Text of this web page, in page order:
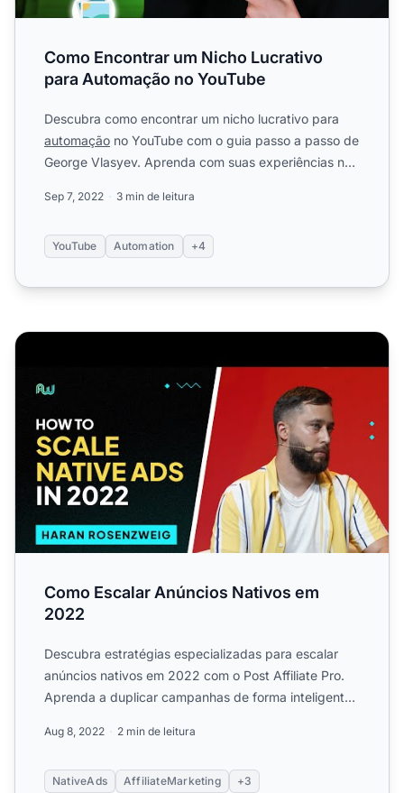
Como Encontrar um Nicho Lucrativo
para Automação no YouTube
Descubra como encontrar um nicho lucrativo para
automação no YouTube com o guia passo a passo de
George Vlasyev. Aprenda com suas experiências no
Sep 7, 2022 3 min de leitura
YouTube Automation +4
Como Escalar Anúncios Nativos em 2022
Como Escalar Anúncios Nativos em
2022
Descubra estratégias especializadas para escalar
anúncios nativos em 2022 com o Post Affiliate Pro.
Aprenda a duplicar campanhas de forma inteligente,
Aug 8, 2022 2 min de leitura
NativeAds AffiliateMarketing +3